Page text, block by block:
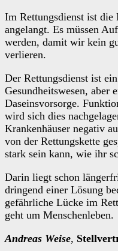
Im Rettungsdienst ist die
angelangt. Es müssen
werden, damit wir kein
verlieren.
Der Rettungsdienst ist
Gesundheitswesen, aber
Daseinsvorsorge.
wird sich dies
Krankenhäuser negativ
von der Rettungskette
stark sein kann, wie ihr
Darin liegt schon
dringend einer Lösung
gefährliche Lücke im
geht um Menschenleben.
Andreas Weise,